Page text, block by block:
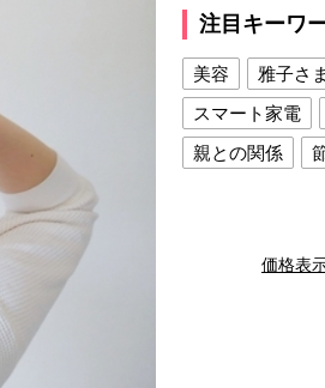
注目キーワ
美容 雅子さま
スマート家電
親との関係
夫との関係価格表